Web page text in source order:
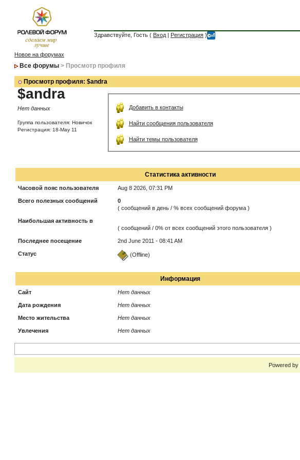
Здравствуйте, Гость ( Вход | Регистрация )
Новое на форумах
Все форумы > Просмотр профиля
Просмотр профиля: $andra
$andra
Нет данных
Группа пользователя: Новичок
Регистрация: 18-May 11
Добавить в контакты
Найти сообщения пользователя
Найти темы пользователя
Статистика активности
Часовой пояс пользователя Aug 8 2026, 07:31 PM
Всего полезных сообщений
0
( сообщений в день / % всех сообщений форума )
Наибольшая активность в
( сообщений / 0% от всех сообщений этого пользователя )
Последнее посещение 2nd June 2011 - 08:41 AM
Статус (Offline)
Информация
Сайт Нет данных
Дата рождения Нет данных
Место жительства Нет данных
Увлечения Нет данных
Powered by